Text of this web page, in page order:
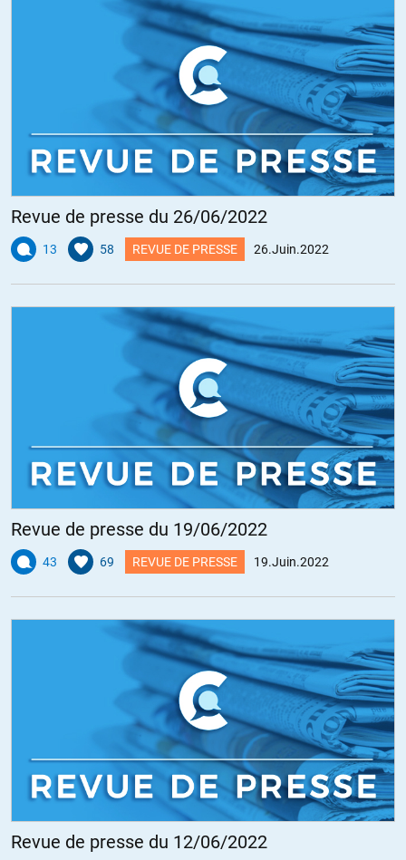
Revue de presse du 26/06/2022
13 58 REVUE DE PRESSE 26.Juin.2022
Revue de presse du 19/06/2022
43 69 REVUE DE PRESSE 19.Juin.2022
Revue de presse du 12/06/2022